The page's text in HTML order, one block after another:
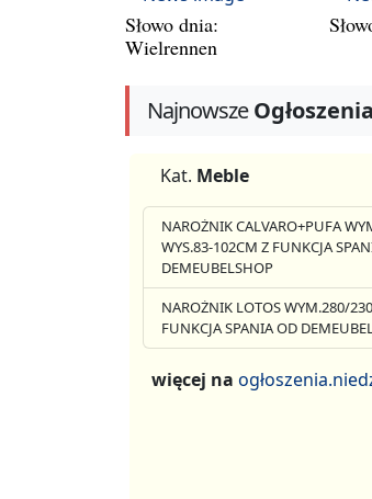
Słowo dnia:
Wielrennen
NajnowszeOgłoszenia
Kat. Meble
NAROŻNIK CALVARO+PUFA
WYS.83-102CM Z FUNKCJA
DEMEUBELSHOP
NAROŻNIK LOTOS WYM.280/
FUNKCJA SPANIA OD
więcej na